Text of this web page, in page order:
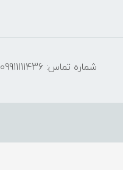
شماره تماس: 09911111436 - 09911111495